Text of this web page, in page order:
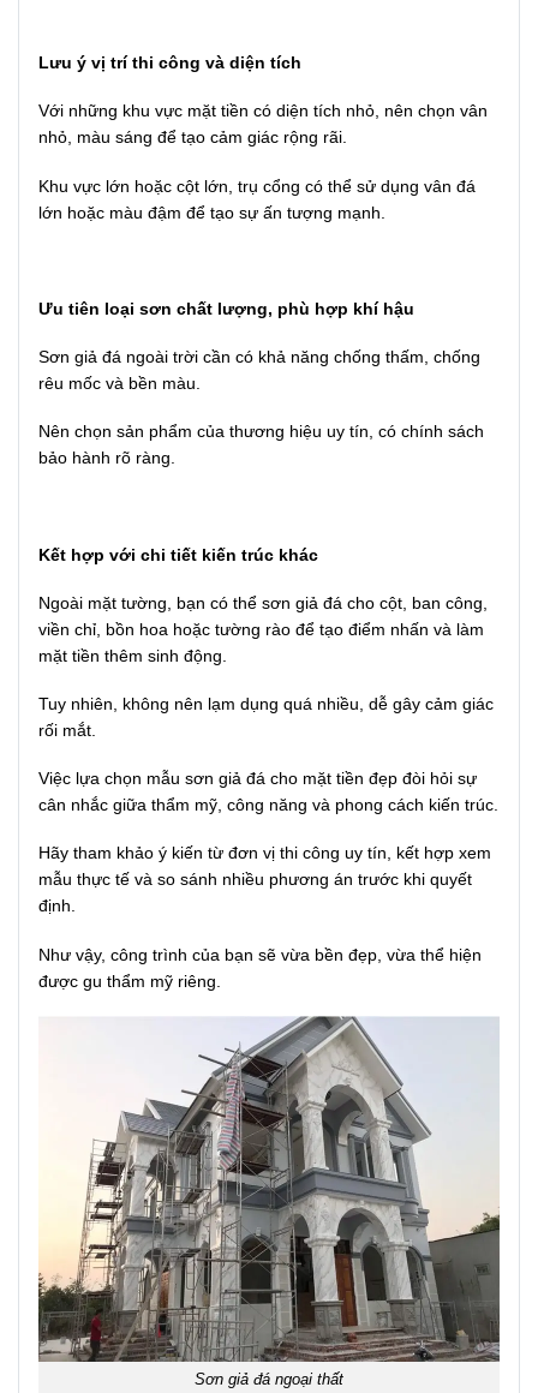
Lưu ý vị trí thi công và diện tích
Với những khu vực mặt tiền có diện tích nhỏ, nên chọn vân
nhỏ, màu sáng để tạo cảm giác rộng rãi.
Khu vực lớn hoặc cột lớn, trụ cổng có thể sử dụng vân đá
lớn hoặc màu đậm để tạo sự ấn tượng mạnh.
Ưu tiên loại sơn chất lượng, phù hợp khí hậu
Sơn giả đá ngoài trời cần có khả năng chống thấm, chống
rêu mốc và bền màu.
Nên chọn sản phẩm của thương hiệu uy tín, có chính sách
bảo hành rõ ràng.
Kết hợp với chi tiết kiến trúc khác
Ngoài mặt tường, bạn có thể sơn giả đá cho cột, ban công,
viền chỉ, bồn hoa hoặc tường rào để tạo điểm nhấn và làm
mặt tiền thêm sinh động.
Tuy nhiên, không nên lạm dụng quá nhiều, dễ gây cảm giác
rối mắt.
Việc lựa chọn mẫu sơn giả đá cho mặt tiền đẹp đòi hỏi sự
cân nhắc giữa thẩm mỹ, công năng và phong cách kiến trúc.
Hãy tham khảo ý kiến từ đơn vị thi công uy tín, kết hợp xem
mẫu thực tế và so sánh nhiều phương án trước khi quyết
định.
Như vậy, công trình của bạn sẽ vừa bền đẹp, vừa thể hiện
được gu thẩm mỹ riêng.
Sơn giả đá ngoại thất